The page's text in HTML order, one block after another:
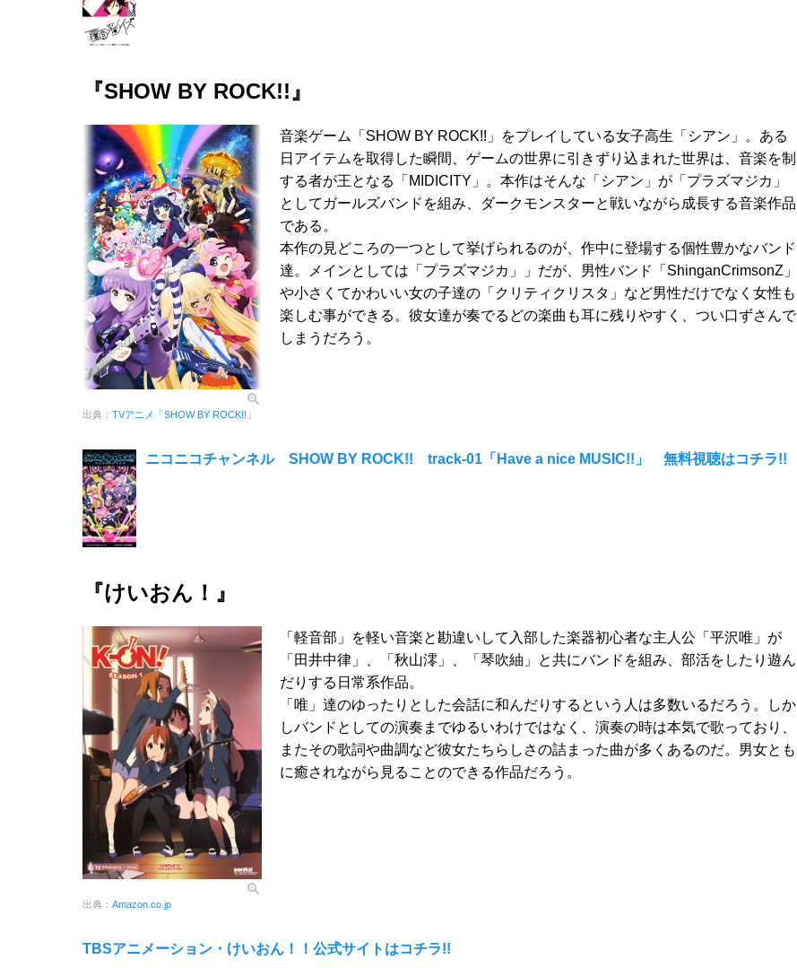
『SHOW BY ROCK!!』
出典： TVアニメ「SHOW BY ROCK!!」
音楽ゲーム「SHOW BY ROCK!!」をプレイしている女子高生「シアン」。ある
日アイテムを取得した瞬間、ゲームの世界に引きずり込まれた世界は、音楽を制
する者が王となる「MIDICITY」。本作はそんな「シアン」が「プラズマジカ」
としてガールズバンドを組み、ダークモンスターと戦いながら成長する音楽作品
である。
本作の見どころの一つとして挙げられるのが、作中に登場する個性豊かなバンド
達。メインとしては「プラズマジカ」」だが、男性バンド「ShinganCrimsonZ」
や小さくてかわいい女の子達の「クリティクリスタ」など男性だけでなく女性も
楽しむ事ができる。彼女達が奏でるどの楽曲も耳に残りやすく、つい口ずさんで
しまうだろう。
ニコニコチャンネル SHOW BY ROCK!! track-01「Have a nice MUSIC!!」 無料視聴はコチラ!!
『けいおん！』
出典： Amazon.co.jp
「軽音部」を軽い音楽と勘違いして入部した楽器初心者な主人公「平沢唯」が
「田井中律」、「秋山澪」、「琴吹紬」と共にバンドを組み、部活をしたり遊ん
だりする日常系作品。
「唯」達のゆったりとした会話に和んだりするという人は多数いるだろう。しか
しバンドとしての演奏までゆるいわけではなく、演奏の時は本気で歌っており、
またその歌詞や曲調など彼女たちらしさの詰まった曲が多くあるのだ。男女とも
に癒されながら見ることのできる作品だろう。
TBSアニメーション・けいおん！！公式サイトはコチラ!!